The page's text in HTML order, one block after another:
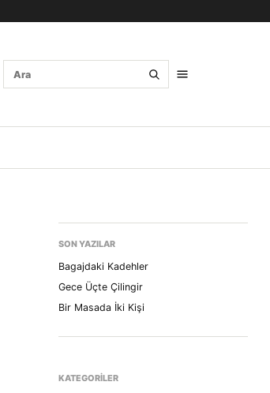
SON YAZILAR
Bagajdaki Kadehler
Gece Üçte Çilingir
Bir Masada İki Kişi
KATEGORILER